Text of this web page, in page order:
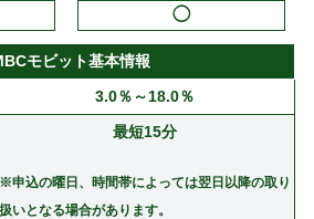
◯
モビット基本情報
3.0％～18.0％
最短15分
※申込の曜日、時間帯によっては翌日以降の取り
扱いとなる場合があります。